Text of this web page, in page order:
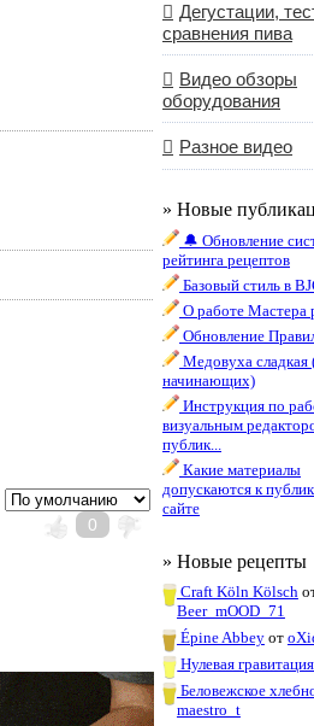
0
Дегустации,
сравнения пива
Видео обзоры
оборудования
Разное видео
» Новые
🔔 Обновление
рейтинга рецептов
Базовый стиль в
О работе Мастера
Обновление
Медовуха сладкая
начинающих)
Инструкция по
визуальным
публик...
Какие материалы
допускаются к
сайте
» Новые рецепты
Craft Köln Kölsch
Beer_mOOD_71
Épine Abbeyот
Нулевая гравитация
Беловежское
maestro_t